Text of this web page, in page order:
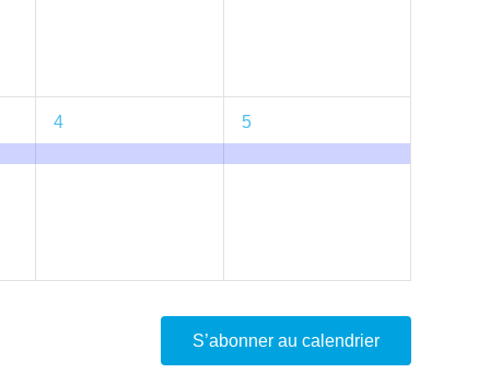
1
évènement,
4
1
évènement,
5
S’abonner au calendrier